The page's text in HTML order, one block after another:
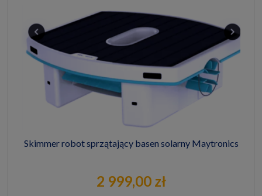
Skimmer robot sprzątający basen solarny Maytronics
2 999,00 zł